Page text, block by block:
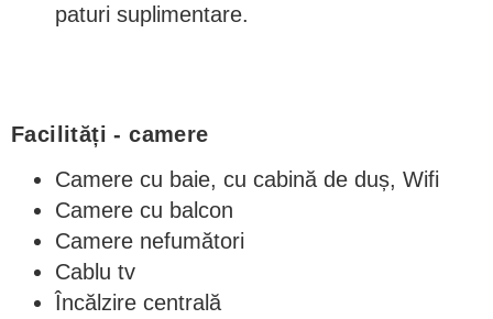
paturi suplimentare.
Facilități - camere
Camere cu baie, cu cabină de duș, Wifi
Camere cu balcon
Camere nefumători
Cablu tv
Încălzire centrală